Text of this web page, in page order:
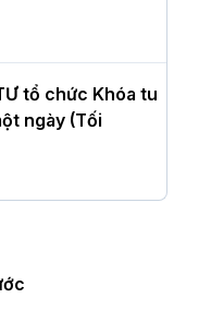
tổ chức Khóa tu
ngày (Tối
ngày (Chiều